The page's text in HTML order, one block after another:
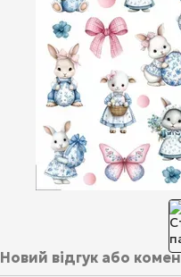
Новий відгук або